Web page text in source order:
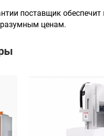
поставщик
ценам.